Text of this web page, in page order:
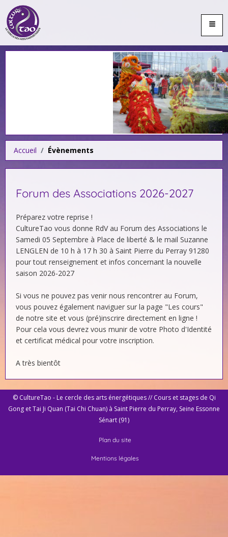
≡
Accueil Évènements
Forum des Associations 2026-2027
Préparez votre reprise !
CultureTao vous donne RdV au Forum des Associations le
Samedi 05 Septembre à Place de liberté & le mail Suzanne
LENGLEN de 10 h à 17 h 30 à Saint Pierre du Perray 91280
pour tout renseignement et infos concernant la nouvelle
saison 2026-2027
Si vous ne pouvez pas venir nous rencontrer au Forum,
vous pouvez également naviguer sur la page "Les cours"
de notre site et vous (pré)inscrire directement en ligne !
Pour cela vous devrez vous munir de votre Photo d'Identité
et certificat médical pour votre inscription.
A très bientôt
© CultureTao - Le cercle des arts énergétiques // Cours et stages de Qi
Gong et Tai Ji Quan (Tai Chi Chuan) à Saint Pierre du Perray, Seine Essonne
Sénart (91)
Plan du site
Mentions légales